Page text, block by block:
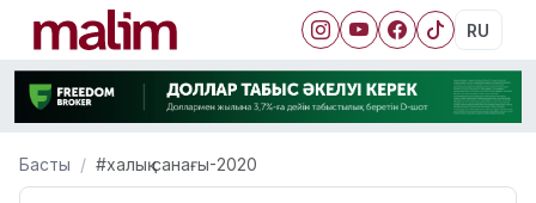
RU
Басты #халық санағы-2020